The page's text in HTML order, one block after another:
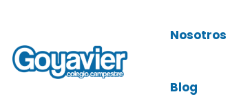
Nosotros
Blog